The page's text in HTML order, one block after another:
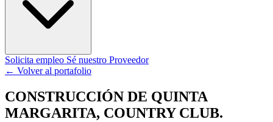
Solicita empleo Sé nuestro Proveedor
← Volver al portafolio
CONSTRUCCIÓN DE QUINTA
MARGARITA, COUNTRY CLUB.